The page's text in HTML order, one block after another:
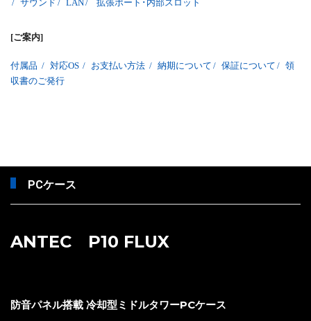
/ サウンド / LAN/ 拡張ポート･内部スロット
[ご案内]
付属品 / 対応OS / お支払い方法 / 納期について / 保証について / 領
収書のご発行
PCケース
ANTEC P10 FLUX
防音パネル搭載 冷却型ミドルタワーPCケース